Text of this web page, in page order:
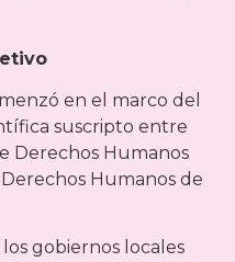
en el marco del
suscripto entre
Derechos Humanos
Humanos de
gobiernos locales